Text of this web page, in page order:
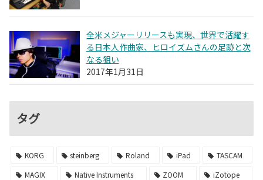
全米メジャーリリースも実現、世界で活躍す
る日本人作曲家、ヒロイズムさんの足跡と次
なる狙い
2017年1月31日
タグ
KORG steinberg Roland iPad
TASCAM
MAGIX
Native Instruments ZOOM
iZotope